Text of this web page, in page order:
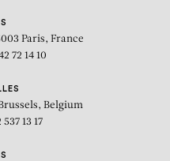
Paris, France
72 14 10
Belgium
13 17